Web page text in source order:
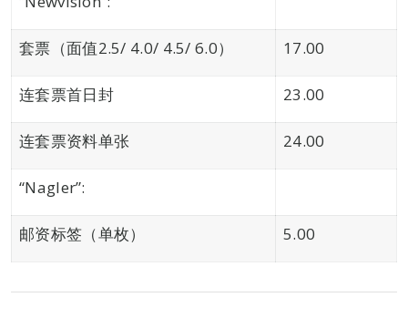
套票（面值2.5/ 4.0/ 4.5/ 6.0） 17.00
连套票首日封 23.00
连套票资料单张 24.00
“Nagler”:
邮资标签（单枚） 5.00